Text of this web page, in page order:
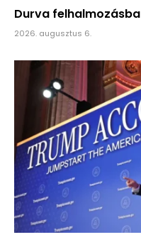
Durva
2026. augusztus 6.